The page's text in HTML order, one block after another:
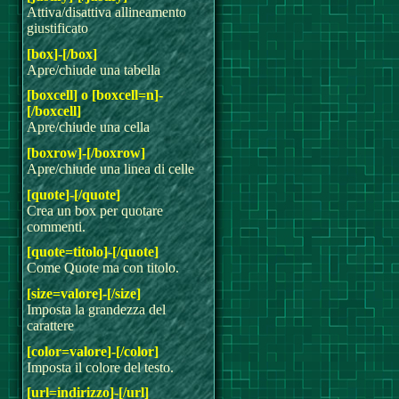
Attiva/disattiva allineamento
giustificato
[box]-[/box]
Apre/chiude una tabella
[boxcell] o [boxcell=n]-
[/boxcell]
Apre/chiude una cella
[boxrow]-[/boxrow]
Apre/chiude una linea di celle
[quote]-[/quote]
Crea un box per quotare
commenti.
[quote=titolo]-[/quote]
Come Quote ma con titolo.
[size=valore]-[/size]
Imposta la grandezza del
carattere
[color=valore]-[/color]
Imposta il colore del testo.
[url=indirizzo]-[/url]